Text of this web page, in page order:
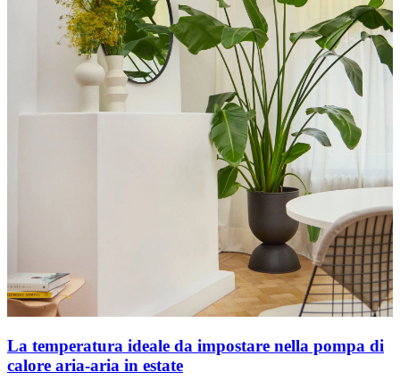
La temperatura ideale da impostare nella pompa di
calore aria-aria in estate